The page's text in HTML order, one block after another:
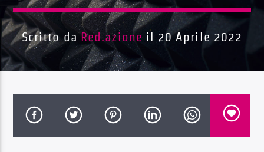
Traccia corrente
Titolo
Artista
Radio Dolomiti
Scritto daRed.azione il 20 Aprile 2022